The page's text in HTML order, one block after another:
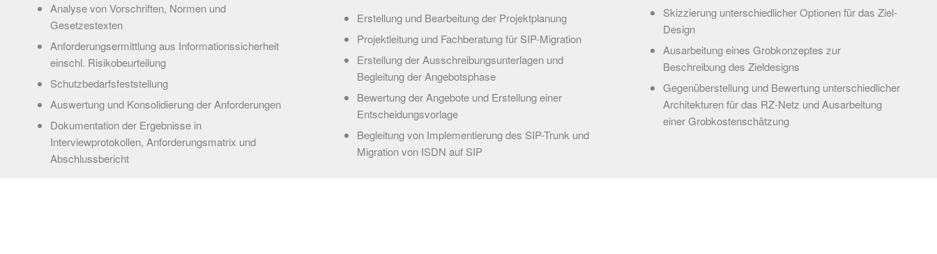
Analyse von Vorschriften, Normen und
Gesetzestexten
Anforderungsermittlung aus Informationssicherheit
einschl. Risikobeurteilung
Schutzbedarfsfeststellung
Auswertung und Konsolidierung der Anforderungen
Dokumentation der Ergebnisse in
Interviewprotokollen, Anforderungsmatrix und
Abschlussbericht
Erstellung und Bearbeitung der Projektplanung
Projektleitung und Fachberatung für SIP-Migration
Erstellung der Ausschreibungsunterlagen und
Begleitung der Angebotsphase
Bewertung der Angebote und Erstellung einer
Entscheidungsvorlage
Begleitung von Implementierung des SIP-Trunk und
Migration von ISDN auf SIP
Skizzierung unterschiedlicher Optionen für das Ziel-
Design
Ausarbeitung eines Grobkonzeptes zur
Beschreibung des Zieldesigns
Gegenüberstellung und Bewertung unterschiedlicher
Architekturen für das RZ-Netz und Ausarbeitung
einer Grobkostenschätzung